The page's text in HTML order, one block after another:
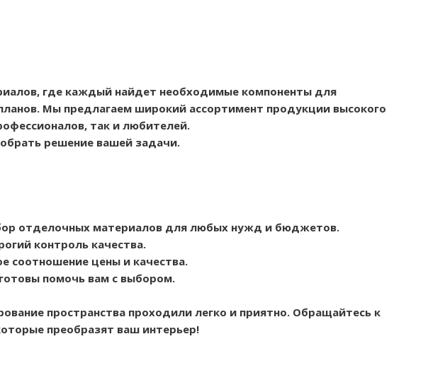
где каждый найдет необходимые компоненты для
Мы предлагаем широкий ассортимент продукции высокого
так и любителей.
решение вашей задачи.
отделочных материалов для любых нужд и бюджетов.
контроль качества.
соотношение цены и качества.
помочь вам с выбором.
пространства проходили легко и приятно. Обращайтесь к
преобразят ваш интерьер!